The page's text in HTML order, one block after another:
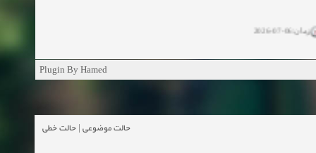
04-2025
Plugin By Hamed
حالت موضوعی حالت خطی